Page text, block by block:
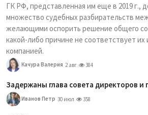
ГК РФ, представленная им еще в 2019 г.,
множество судебных разбирательств
желающими оспорить решение общего
какой-либо причине не соответствует их
компанией.
Качура Валерия 2 авг 384
Задержаны глава совета директоров и
Иванов Петр 30 июл 358